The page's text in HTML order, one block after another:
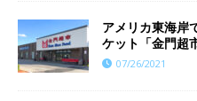
アメリカ東海岸
ケット「金門超
07/26/2021